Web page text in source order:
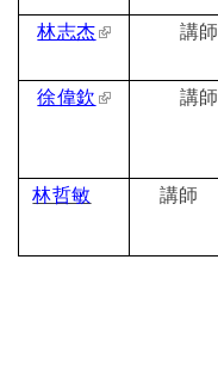
林志杰(link is external)
講師
徐偉欽 (link is external)
講師
林哲敏
講師